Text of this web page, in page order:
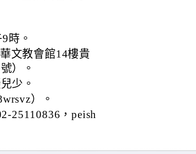
時。
文教會館14樓貴
）。
少。
）。
25110836，peish